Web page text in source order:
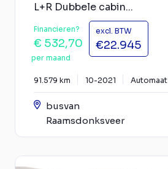
L+R Dubbele cabin...
Financieren?
€ 532,70
per maand
excl. BTW
€22.945
91.579 km 10-2021 Automaat
busvan
Raamsdonksveer